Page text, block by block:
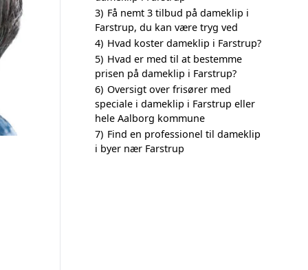
3) Få nemt 3 tilbud på dameklip i
Farstrup, du kan være tryg ved
4) Hvad koster dameklip i Farstrup?
5) Hvad er med til at bestemme
prisen på dameklip i Farstrup?
6) Oversigt over frisører med
speciale i dameklip i Farstrup eller
hele Aalborg kommune
7) Find en professionel til dameklip
i byer nær Farstrup